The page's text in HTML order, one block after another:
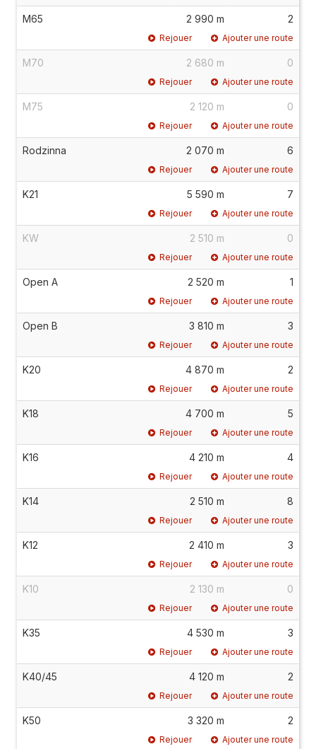
M65 2 990 m 2
Rejouer Ajouter une route
M70 2 680 m 0
Rejouer Ajouter une route
M75 2 120 m 0
Rejouer Ajouter une route
Rodzinna 2 070 m 6
Rejouer Ajouter une route
K21 5 590 m 7
Rejouer Ajouter une route
KW 2 510 m 0
Rejouer Ajouter une route
Open A 2 520 m 1
Rejouer Ajouter une route
Open B 3 810 m 3
Rejouer Ajouter une route
K20 4 870 m 2
Rejouer Ajouter une route
K18 4 700 m 5
Rejouer Ajouter une route
K16 4 210 m 4
Rejouer Ajouter une route
K14 2 510 m 8
Rejouer Ajouter une route
K12 2 410 m 3
Rejouer Ajouter une route
K10 2 130 m 0
Rejouer Ajouter une route
K35 4 530 m 3
Rejouer Ajouter une route
K40/45 4 120 m 2
Rejouer Ajouter une route
K50 3 320 m 2
Rejouer Ajouter une route